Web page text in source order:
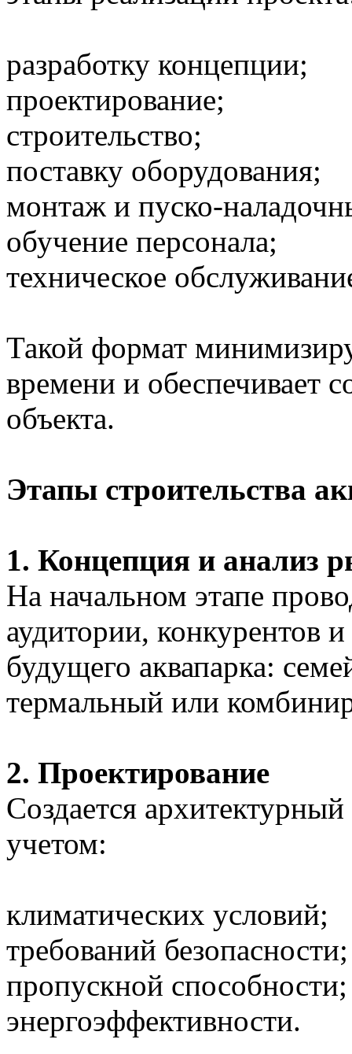
разработку концепции;
проектирование;
строительство;
поставку оборудования;
монтаж и пуско-
обучение персонала;
техническое
Такой формат
времени и обеспечивает
объекта.
Этапы строительства
1. Концепция и анализ
На начальном этапе
аудитории, конкурентов
будущего аквапарка:
термальный или
2. Проектирование
Создается
учетом:
климатических условий;
требований безопасности;
пропускной способности;
энергоэффективности.